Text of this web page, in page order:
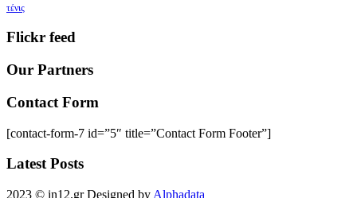
τένις
Flickr feed
Our Partners
Contact Form
[contact-form-7 id=”5″ title=”Contact Form Footer”]
Latest Posts
2023 © in12.gr Designed by Alphadata